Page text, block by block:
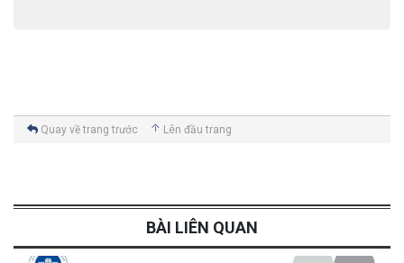
Quay về trang trước Lên đầu trang
BÀI LIÊN QUAN